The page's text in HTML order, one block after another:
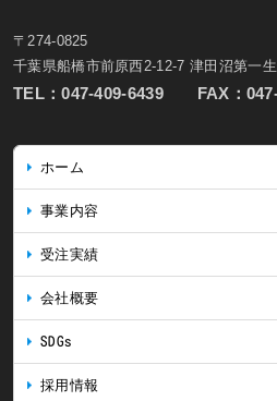
〒274-0825
千葉県船橋市前原西2-12-7 津田沼第一
TEL：047-409-6439 FAX：047-
ホーム
事業内容
受注実績
会社概要
SDGs
採用情報